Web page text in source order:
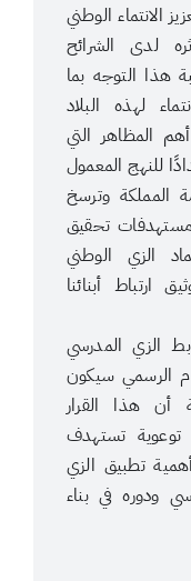
الانتماء الوطني
لدى الشرائح
هذا التوجه بما
لهذه البلاد
المظاهر التي
للنهج المعمول
المملكة وترسخ
تحقيق
اعتماد الزي الوطني
أبنائنا
الزي المدرسي
الرسمي سيكون
أن هذا القرار
توعوية تستهدف
أهمية تطبيق الزي
ودوره في بناء